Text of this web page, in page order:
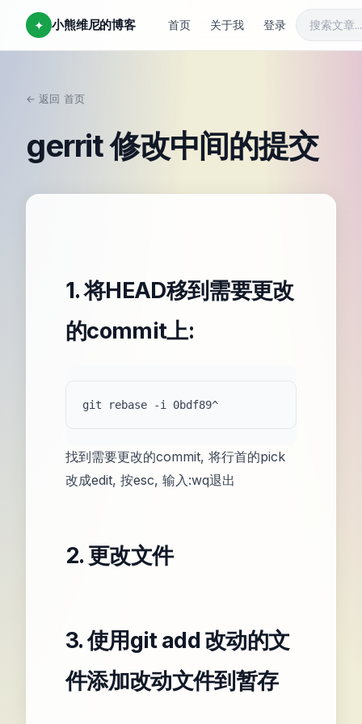
✦ 小熊维尼的博客 首页 关于我 登录
← 返回 首页
gerrit 修改中间的提交
1. 将HEAD移到需要更改
的commit上:
找到需要更改的commit, 将行首的pick
改成edit, 按esc, 输入:wq退出
2. 更改文件
3. 使用git add 改动的文
件添加改动文件到暂存